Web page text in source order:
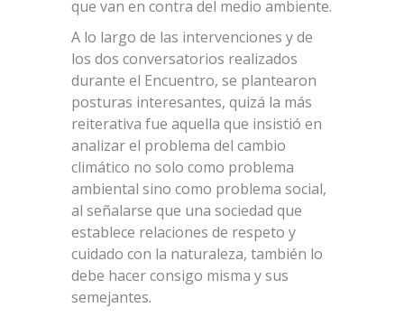
que van en contra del medio ambiente.
A lo largo de las intervenciones y de
los dos conversatorios realizados
durante el Encuentro, se plantearon
posturas interesantes, quizá la más
reiterativa fue aquella que insistió en
analizar el problema del cambio
climático no solo como problema
ambiental sino como problema social,
al señalarse que una sociedad que
establece relaciones de respeto y
cuidado con la naturaleza, también lo
debe hacer consigo misma y sus
semejantes.